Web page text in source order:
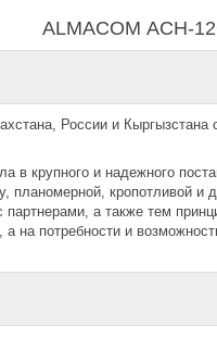
ALMACOM ACH-
России и Кыргызстана
в крупного и надежного
кропотливой и
партнерами, а также тем
на потребности и